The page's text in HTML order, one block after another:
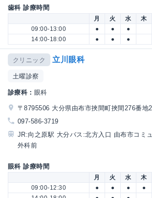
歯科 診療時間
月 火 水 木
09:00-13:00
● ● ●
14:00-18:00
● ● ●
クリニック 立川眼科
土曜診察
診療科： 眼科
〒8795506 大分県由布市挾間町挾間276番地2
097-586-3719
JR:向之原駅 大分バス:北方入口 由布市コミ
外科前
眼科 診療時間
月 火 水 木
09:00-12:30
● ● ● ●